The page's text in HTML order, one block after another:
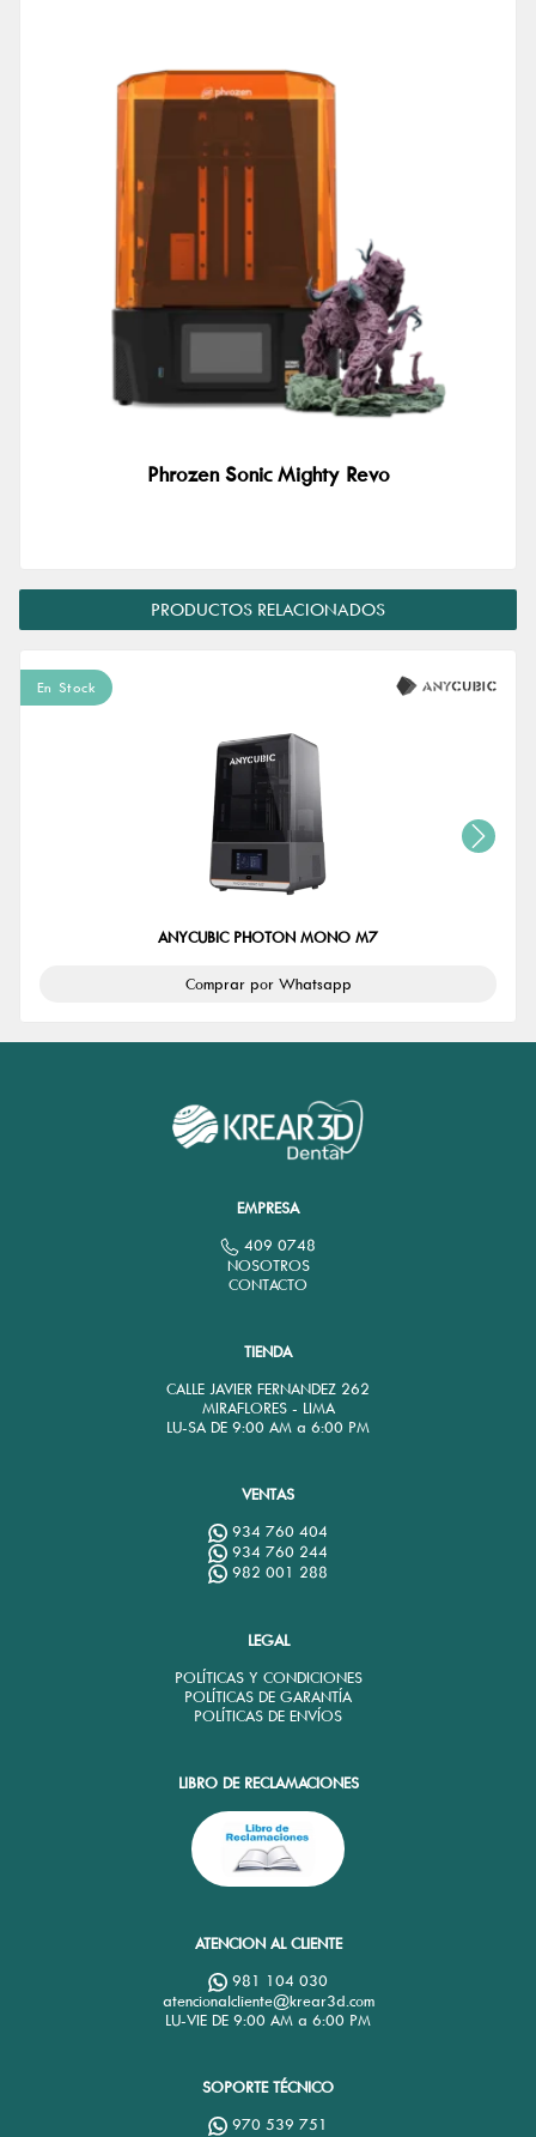
Phrozen Sonic Mighty Revo
PRODUCTOS RELACIONADOS
En Stock
ANYCUBIC PHOTON MONO M7
Comprar por Whatsapp
EMPRESA
409 0748
NOSOTROS
CONTACTO
TIENDA
CALLE JAVIER FERNANDEZ 262
MIRAFLORES - LIMA
LU-SA DE 9:00 AM a 6:00 PM
VENTAS
934 760 404
934 760 244
982 001 288
LEGAL
POLÍTICAS Y CONDICIONES
POLÍTICAS DE GARANTÍA
POLÍTICAS DE ENVÍOS
LIBRO DE RECLAMACIONES
ATENCION AL CLIENTE
981 104 030
atencionalcliente@krear3d.com
LU-VIE DE 9:00 AM a 6:00 PM
SOPORTE TÉCNICO
970 539 751